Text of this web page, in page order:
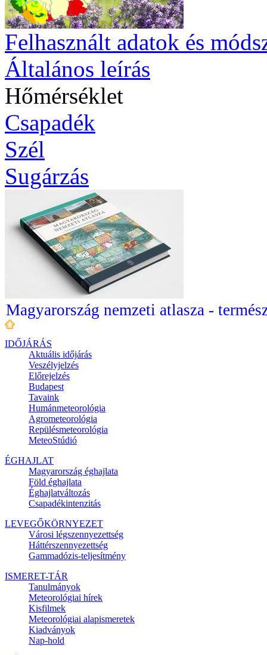
Felhasznált adatok és
Általános leírás
Hőmérséklet
Csapadék
Szél
Sugárzás
Magyarország nemzeti atlasza -
IDŐJÁRÁS
Aktuális időjárás
Veszélyjelzés
Előrejelzés
Budapest
Tavaink
Humánmeteorológia
Agrometeorológia
Repülésmeteorológia
MeteoStúdió
ÉGHAJLAT
Magyarország éghajlata
Föld éghajlata
Éghajlatváltozás
Csapadékintenzitás
LEVEGŐKÖRNYEZET
Városi légszennyezettség
Háttérszennyezettség
Gammadózis-teljesítmény
ISMERET-TÁR
Tanulmányok
Meteorológiai hírek
Kisfilmek
Meteorológiai alapismeretek
Kiadványok
Nap-hold